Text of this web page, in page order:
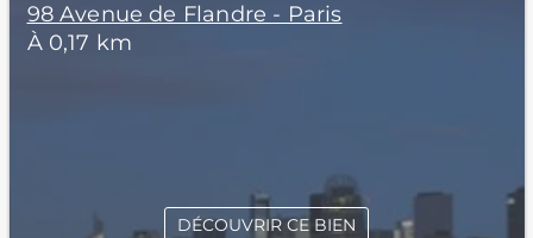
98 Avenue de Flandre - Paris
À 0,17 km
DÉCOUVRIR CE BIEN